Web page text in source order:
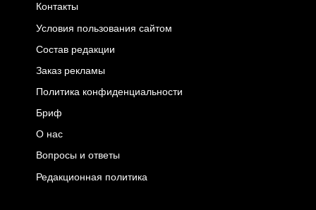
Контакты
Условия пользования сайтом
Состав редакции
Заказ рекламы
Политика конфиденциальности
Бриф
О нас
Вопросы и ответы
Редакционная политика